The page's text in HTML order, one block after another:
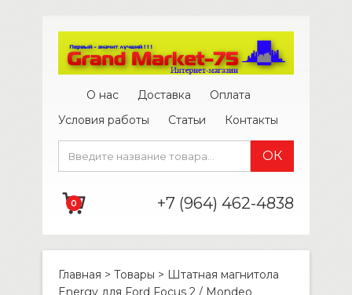
О нас Доставка
Оплата
Условия работы
Статьи Контакты
0 +7 (964) 462-4838
Главная > Товары > Штатная магнитола
Energy для Ford Focus 2 / Mondeo